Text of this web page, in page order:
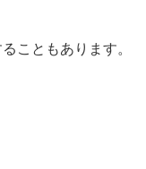
こともあります。